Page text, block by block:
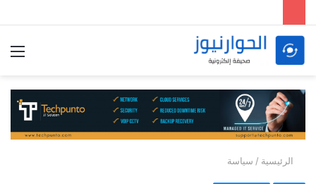
الرئيسية / سياسة